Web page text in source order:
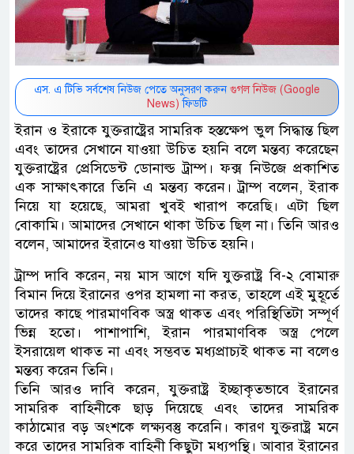
এস. এ টিভি সর্বশেষ নিউজ পেতে অনুসরণ করুন গুগল নিউজ (Google
News) ফিডটি
ইরান ও ইরাকে যুক্তরাষ্ট্রের সামরিক হস্তক্ষেপ ভুল সিদ্ধান্ত ছিল
এবং তাদের সেখানে যাওয়া উচিত হয়নি বলে মন্তব্য করেছেন
যুক্তরাষ্ট্রের প্রেসিডেন্ট ডোনাল্ড ট্রাম্প। ফক্স নিউজে প্রকাশিত
এক সাক্ষাৎকারে তিনি এ মন্তব্য করেন। ট্রাম্প বলেন, ইরাক
নিয়ে যা হয়েছে, আমরা খুবই খারাপ করেছি। এটা ছিল
বোকামি। আমাদের সেখানে থাকা উচিত ছিল না। তিনি আরও
বলেন, আমাদের ইরানেও যাওয়া উচিত হয়নি।
ট্রাম্প দাবি করেন, নয় মাস আগে যদি যুক্তরাষ্ট্র বি-২ বোমারু
বিমান দিয়ে ইরানের ওপর হামলা না করত, তাহলে এই মুহূর্তে
তাদের কাছে পারমাণবিক অস্ত্র থাকত এবং পরিস্থিতিটা সম্পূর্ণ
ভিন্ন হতো। পাশাপাশি, ইরান পারমাণবিক অস্ত্র পেলে
ইসরায়েল থাকত না এবং সম্ভবত মধ্যপ্রাচ্যই থাকত না বলেও
মন্তব্য করেন তিনি।
তিনি আরও দাবি করেন, যুক্তরাষ্ট্র ইচ্ছাকৃতভাবে ইরানের
সামরিক বাহিনীকে ছাড় দিয়েছে এবং তাদের সামরিক
কাঠামোর বড় অংশকে লক্ষ্যবস্তু করেনি। কারণ যুক্তরাষ্ট্র মনে
করে তাদের সামরিক বাহিনী কিছুটা মধ্যপন্থি। আবার ইরানের